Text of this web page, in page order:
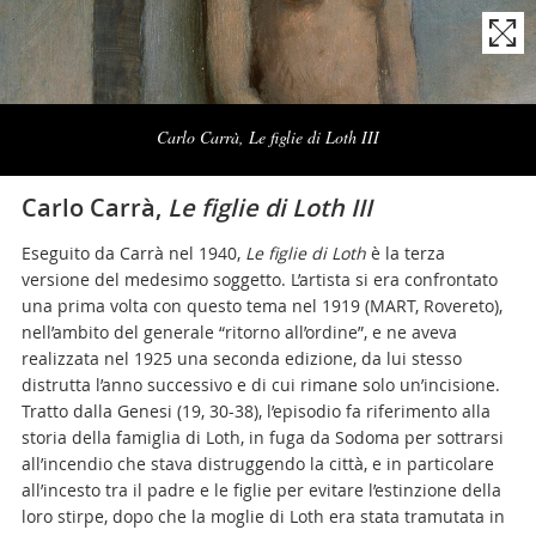
Carlo Carrà, Le figlie di Loth III
Naviga
Carlo Carrà, Le figlie di Loth III
Eseguito da Carrà nel 1940, Le figlie di Lothè la terza
versione del medesimo soggetto. L’artista si era confrontato
una prima volta con questo tema nel 1919 (MART, Rovereto),
nell’ambito del generale “ritorno all’ordine”, e ne aveva
realizzata nel 1925 una seconda edizione, da lui stesso
distrutta l’anno successivo e di cui rimane solo un’incisione.
Tratto dalla Genesi (19, 30-38), l’episodio fa riferimento alla
storia della famiglia di Loth, in fuga da Sodoma per sottrarsi
all’incendio che stava distruggendo la città, e in particolare
all’incesto tra il padre e le figlie per evitare l’estinzione della
loro stirpe, dopo che la moglie di Loth era stata tramutata in